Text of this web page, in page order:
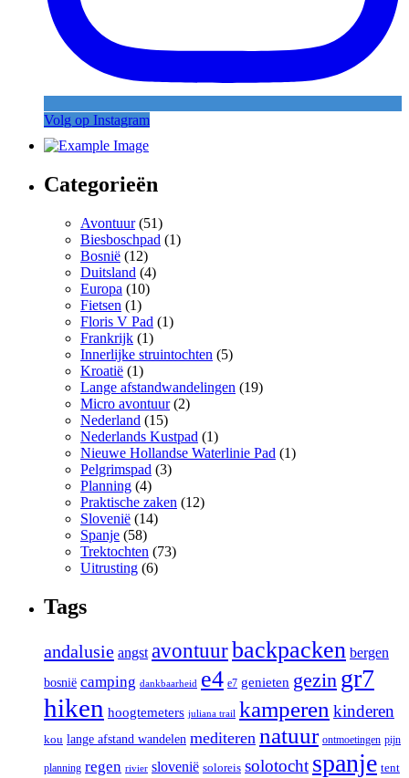
Volg op Instagram
Categorieën
Avontuur(51)
Biesboschpad (1)
Bosnië (12)
Duitsland (4)
Europa (10)
Fietsen (1)
Floris V Pad (1)
Frankrijk (1)
Innerlijke struintochten (5)
Kroatië (1)
Lange afstandwandelingen (19)
Micro avontuur(2)
Nederland (15)
Nederlands Kustpad (1)
Nieuwe Hollandse Waterlinie Pad (1)
Pelgrimspad (3)
Planning (4)
Praktische zaken (12)
Slovenië (14)
Spanje (58)
Trektochten (73)
Uitrusting (6)
Tags
andalusie angst avontuurbackpacken bergen
bosnië camping dankbaarheid e4 e7 genieten gezin gr7
hiken hoogtemeters juliana trail kamperen kinderen
kou lange afstand wandelen mediteren natuur ontmoetingen pijn
planning regen rivier slovenië soloreis solotocht spanje tent